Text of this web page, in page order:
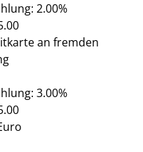
2.00%
an fremden
3.00%